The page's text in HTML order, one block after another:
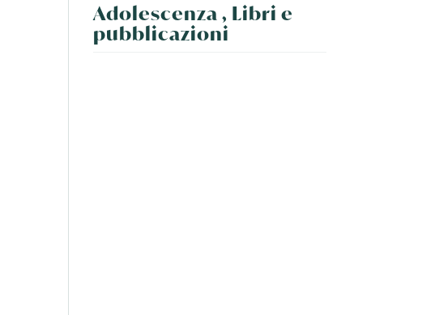
Adolescenza , Libri e
pubblicazioni